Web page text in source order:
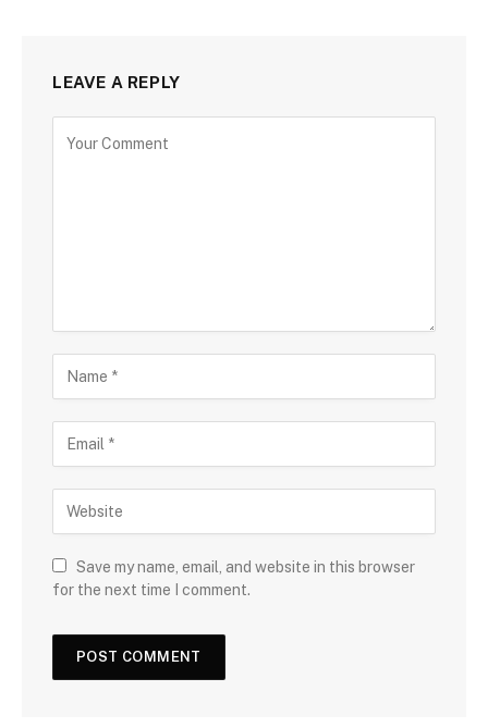
LEAVE A REPLY
Save my name, email, and website in this browser
for the next time I comment.